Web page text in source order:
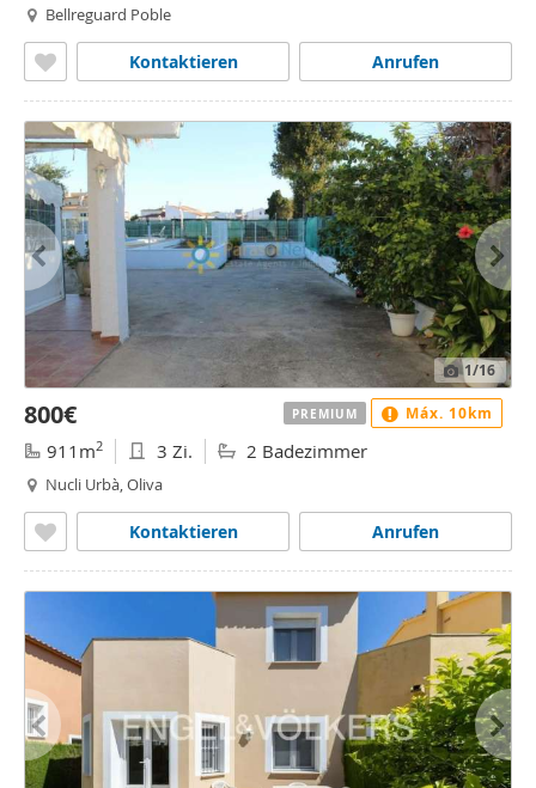
Bellreguard Poble
Anrufen
Kontaktieren
1/16
800€
911m2 3 Zi. 2 Badezimmer
Nucli Urbà, Oliva
Anrufen
Kontaktieren
PREMIUM Máx. 10km